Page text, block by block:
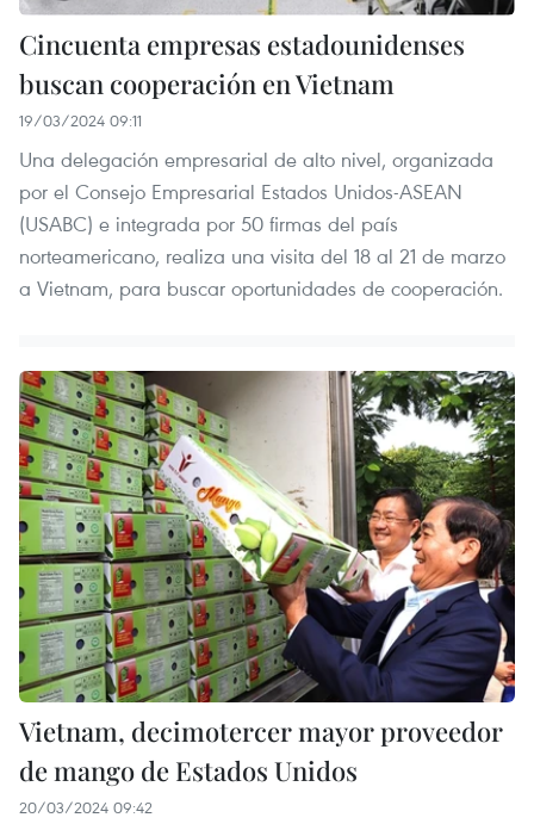
Cincuenta empresas estadounidenses
buscan cooperación en Vietnam
19/03/2024 09:11
Una delegación empresarial de alto nivel, organizada
por el Consejo Empresarial Estados Unidos-ASEAN
(USABC) e integrada por 50 firmas del país
norteamericano, realiza una visita del 18 al 21 de marzo
a Vietnam, para buscar oportunidades de cooperación.
Vietnam, decimotercer mayor proveedor
de mango de Estados Unidos
20/03/2024 09:42